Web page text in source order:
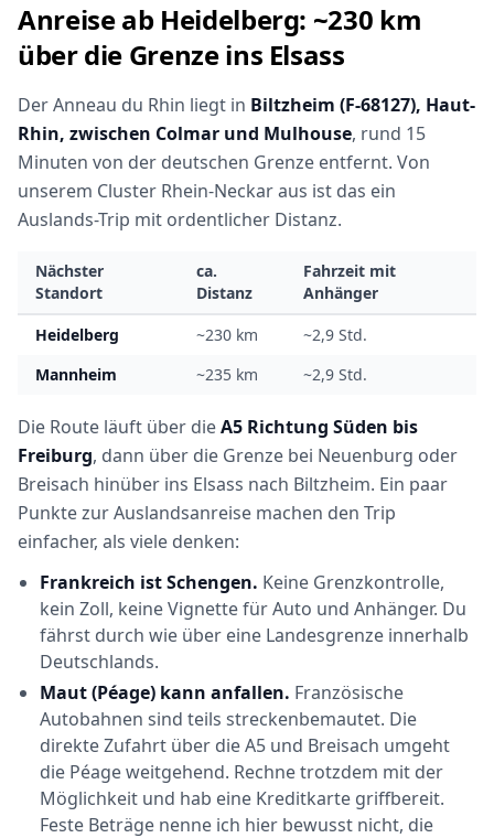
Anreise ab Heidelberg: ~230 km
über die Grenze ins Elsass
Der Anneau du Rhin liegt in Biltzheim (F-68127), Haut-
Rhin, zwischen Colmar und Mulhouse, rund 15
Minuten von der deutschen Grenze entfernt. Von
unserem Cluster Rhein-Neckar aus ist das ein
Auslands-Trip mit ordentlicher Distanz.
Nächster
Standort
ca.
Distanz
Fahrzeit mit
Anhänger
Heidelberg
~230 km
~2,9 Std.
Mannheim
~235 km ~2,9 Std.
Die Route läuft über dieA5 Richtung Süden bis
Freiburg, dann über die Grenze bei Neuenburg oder
Breisach hinüber ins Elsass nach Biltzheim. Ein paar
Punkte zur Auslandsanreise machen den Trip
einfacher, als viele denken:
Frankreich ist Schengen. Keine Grenzkontrolle,
kein Zoll, keine Vignette für Auto und Anhänger. Du
fährst durch wie über eine Landesgrenze innerhalb
Deutschlands.
Maut (Péage) kann anfallen. Französische
Autobahnen sind teils streckenbemautet. Die
direkte Zufahrt über die A5 und Breisach umgeht
die Péage weitgehend. Rechne trotzdem mit der
Möglichkeit und hab eine Kreditkarte griffbereit.
Feste Beträge nenne ich hier bewusst nicht, die